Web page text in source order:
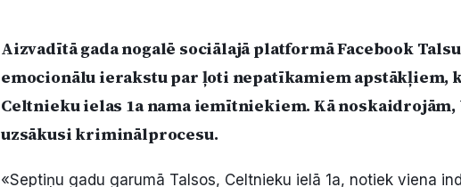
Aizvadītā gada nogalē sociālajā platformā Facebook
emocionālu ierakstu par ļoti nepatīkamiem apstākļiem,
Celtnieku ielas 1a nama iemītniekiem. Kā
uzsākusi kriminālprocesu.
«Septiņu gadu garumā Talsos, Celtnieku ielā 1a, notiek viena